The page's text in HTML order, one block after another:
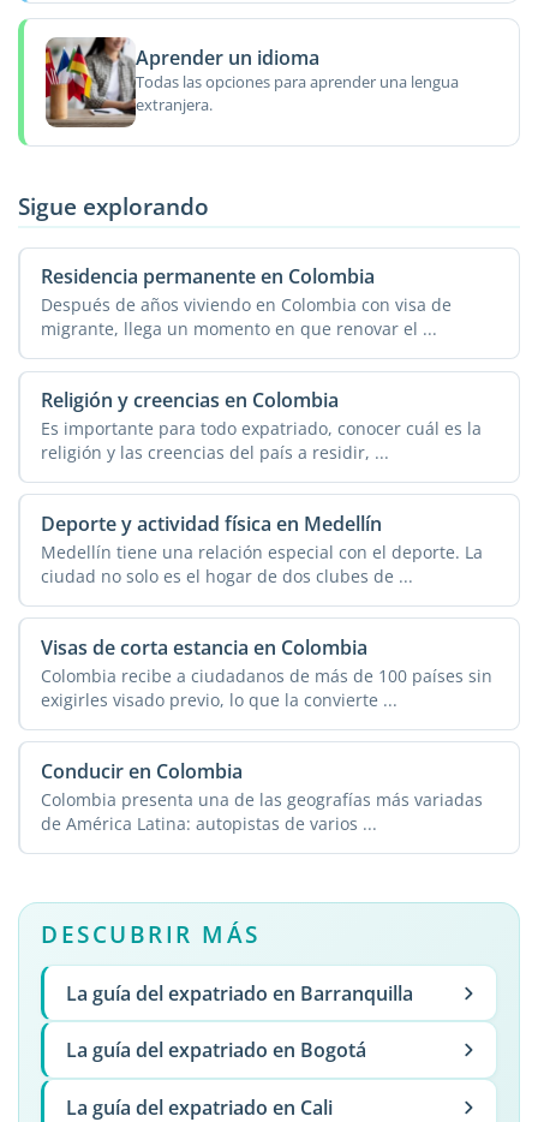
Aprender un idioma
Todas las opciones para aprender una lengua
extranjera.
Sigue explorando
Residencia permanente en Colombia
Después de años viviendo en Colombia con visa de
migrante, llega un momento en que renovar el ...
Religión y creencias en Colombia
Es importante para todo expatriado, conocer cuál es la
religión y las creencias del país a residir, ...
Deporte y actividad física en Medellín
Medellín tiene una relación especial con el deporte. La
ciudad no solo es el hogar de dos clubes de ...
Visas de corta estancia en Colombia
Colombia recibe a ciudadanos de más de 100 países sin
exigirles visado previo, lo que la convierte ...
Conducir en Colombia
Colombia presenta una de las geografías más variadas
de América Latina: autopistas de varios ...
DESCUBRIR MÁS
La guía del expatriado en Barranquilla
La guía del expatriado en Bogotá
La guía del expatriado en Cali